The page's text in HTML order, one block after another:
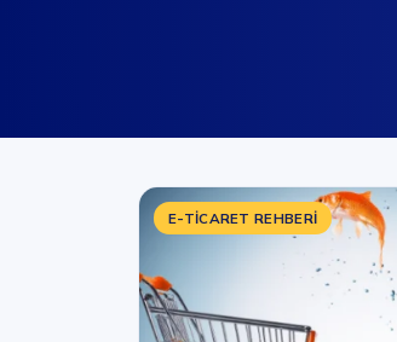
E-TICARET REHBERI